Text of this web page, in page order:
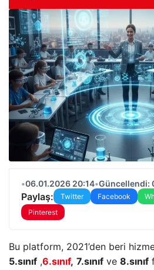
•06.01.2026 20:14•Güncellendi:
Paylaş: Twitter Facebook
Pinterest
Bu platform, 2021’den beri
5.sınıf ,6.sınıf, 7.sınıf ve 8.sınıf